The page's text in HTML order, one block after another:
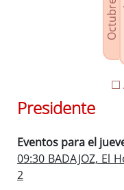
Agenda de Presidencia
Plenos provinciales y
Oficina de Proyectos
☐
Presidente
Eventos para el
09:30 BADAJOZ, El
2